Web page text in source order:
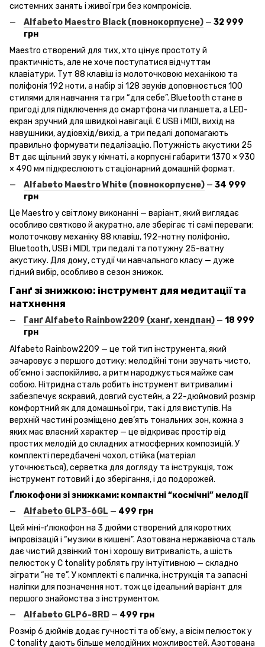
системних занять і живої гри без компромісів.
Alfabeto Maestro Black(повнокорпусне) — 32 999
грн
Maestro створений для тих, хто цінує простоту й
практичність, але не хоче поступатися відчуттям
клавіатури. Тут 88 клавіш із молоточковою механікою та
поліфонія 192 ноти, а набір зі 128 звуків доповнюється 100
стилями для навчання та гри “для себе”. Bluetooth стане в
пригоді для підключення до смартфона чи планшета, а LED-
екран зручний для швидкої навігації. Є USB і MIDI, вихід на
навушники, аудіовхід/вихід, а три педалі допомагають
правильно формувати педалізацію. Потужність акустики 25
Вт дає щільний звук у кімнаті, а корпусні габарити 1370 × 930
× 490 мм підкреслюють стаціонарний домашній формат.
Alfabeto MaestroWhite (повнокорпусне) — 34 999
грн
Це Maestro у світлому виконанні — варіант, який виглядає
особливо святково й акуратно, але зберігає ті самі переваги:
молоточкову механіку 88 клавіш, 192-нотну поліфонію,
Bluetooth, USB і MIDI, три педалі та потужну 25-ватну
акустику. Для дому, студії чи навчального класу — дуже
гідний вибір, особливо в сезон знижок.
Ганґ зі знижкою: інструмент для медитації та
натхнення
Ганґ Alfabeto Rainbow2209 (ханґ, хендпан) — 18 999
грн
Alfabeto Rainbow2209 — це той тип інструмента, який
зачаровує з першого дотику: мелодійні тони звучать чисто,
об’ємно і заспокійливо, а ритм народжується майже сам
собою. Нітридна сталь робить інструмент витривалим і
забезпечує яскравий, довгий сустейн, а 22-дюймовий розмір
комфортний як для домашньої гри, так і для виступів. На
верхній частині розміщено дев’ять тональних зон, кожна з
яких має власний характер — це відкриває простір від
простих мелодій до складних атмосферних композицій. У
комплекті передбачені чохол, стійка (матеріал
уточнюється), серветка для догляду та інструкція, тож
інструмент готовий і до зберігання, і до подорожей.
Ґлюкофони зі знижками: компактні “космічні” мелодії
Alfabeto GLP3-6GL — 499 грн
Цей міні-ґлюкофон на 3 дюйми створений для коротких
імпровізацій і “музики в кишені”. Азотована нержавіюча сталь
дає чистий дзвінкий тон і хорошу витривалість, а шість
пелюсток у C tonality роблять гру інтуїтивною — складно
зіграти “не те”. У комплекті є паличка, інструкція та запасні
наліпки для позначення нот, тож це ідеальний варіант для
першого знайомства з інструментом.
Alfabeto GLP6-8RD — 499 грн
Розмір 6 дюймів додає гучності та об’єму, а вісім пелюсток у
C tonality дають більше мелодійних можливостей. Азотована